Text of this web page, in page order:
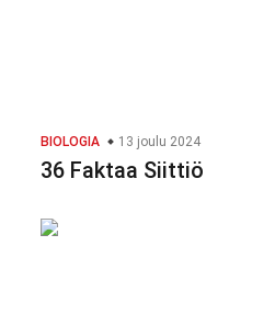
BIOLOGIA 13 joulu 2024
36 Faktaa Siittiö